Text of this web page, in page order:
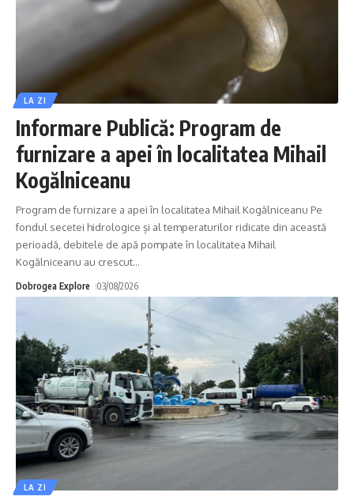
LA ZI
Informare Publică: Program de
furnizare a apei în localitatea Mihail
Kogălniceanu
Program de furnizare a apei în localitatea Mihail Kogălniceanu Pe
fondul secetei hidrologice și al temperaturilor ridicate din această
perioadă, debitele de apă pompate în localitatea Mihail
Kogălniceanu au crescut…
Dobrogea Explore 03/08/2026
LA ZI